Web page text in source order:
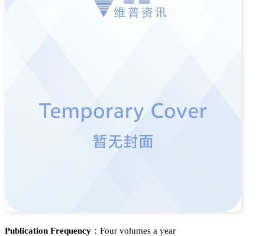
Publication Frequency： Four volumes a year